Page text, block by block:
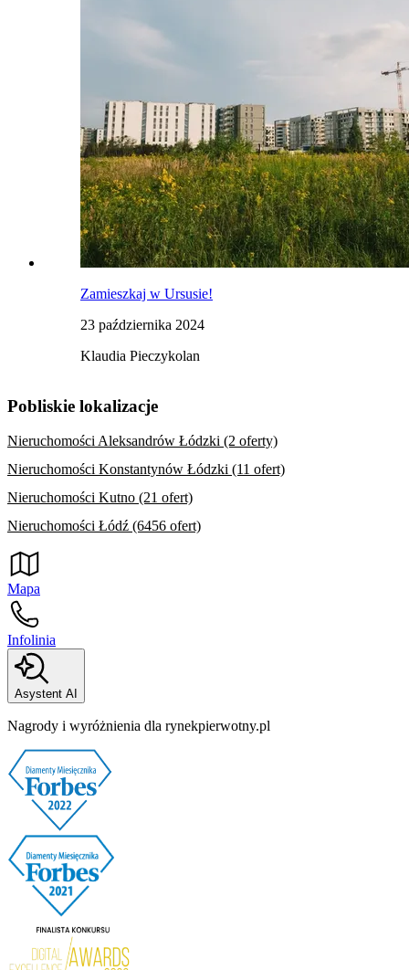
Zamieszkaj w Ursusie!
23 października 2024
Klaudia Pieczykolan
Pobliskie lokalizacje
Nieruchomości Aleksandrów Łódzki (2 oferty)
Nieruchomości Konstantynów Łódzki (11 ofert)
Nieruchomości Kutno (21 ofert)
Nieruchomości Łódź (6456 ofert)
Mapa
Infolinia
Asystent AI
Nagrody i wyróżnienia dla rynekpierwotny.pl